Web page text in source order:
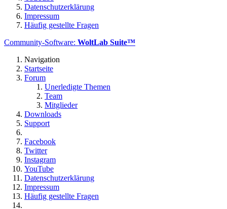
Datenschutzerklärung
Impressum
Häufig gestellte Fragen
Community-Software: WoltLab Suite™
Navigation
Startseite
Forum
Unerledigte Themen
Team
Mitglieder
Downloads
Support
Facebook
Twitter
Instagram
YouTube
Datenschutzerklärung
Impressum
Häufig gestellte Fragen